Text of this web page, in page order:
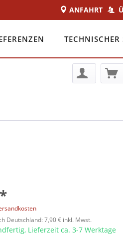
ANFAHRT
TECHNISCHER
Deutschland: 7,90 € inkl. Mwst.
Lieferzeit ca. 3-7 Werktage